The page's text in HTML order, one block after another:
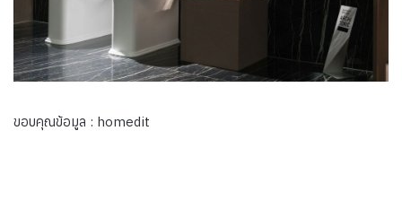
ขอบคุณข้อมูล : homedit